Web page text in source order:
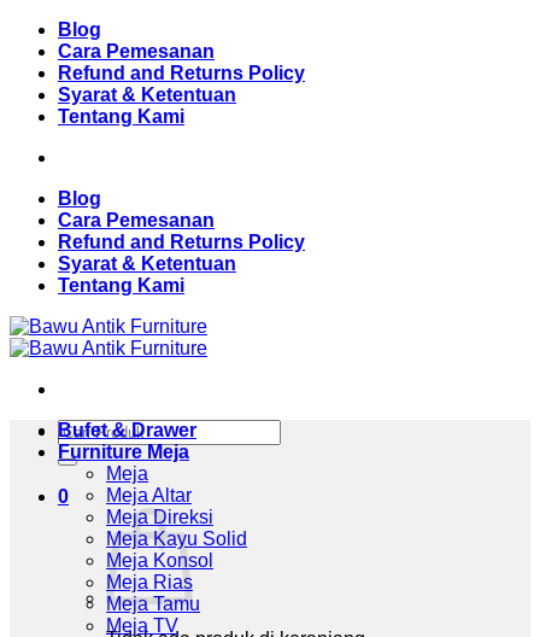
Skip
content
Blog
Cara Pemesanan
Refund and Returns Policy
Syarat & Ketentuan
Tentang Kami
Blog
Cara Pemesanan
Refund and Returns Policy
Syarat & Ketentuan
Tentang Kami
Pencarian
untuk:
0
Bufet & Drawer
Furniture Meja
Meja
Meja Altar
Meja Direksi
Meja Kayu Solid
Meja Konsol
Meja Rias
Meja Tamu
Meja TV